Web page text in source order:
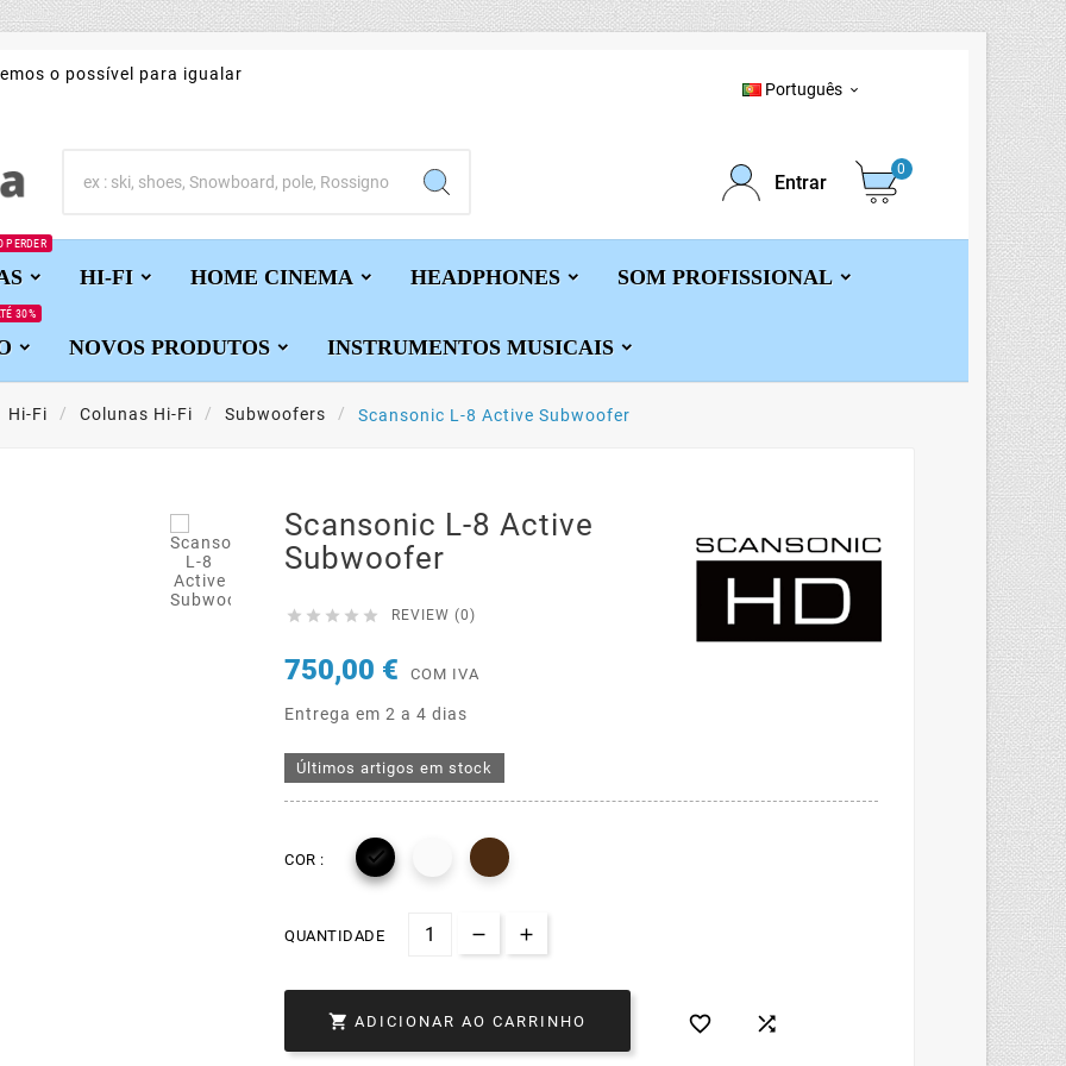
o possível para igualar
Português 
Entrar
0
PERDER
HI-FI HOME CINEMA HEADPHONES SOM PROFISSIONAL
30%
NOVOS PRODUTOS INSTRUMENTOS MUSICAIS
Hi-Fi Colunas Hi-Fi Subwoofers Scansonic L-8 Active Subwoofer
Scansonic L-8 Active
Subwoofer
     REVIEW (0)
750,00 € COM IVA
Entrega em 2 a 4 dias
Últimos artigos em stock
COR : 
QUANTIDADE
 ADICIONAR AO CARRINHO  